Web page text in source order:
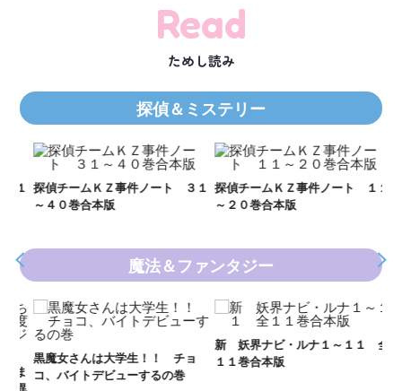
Read
ためし読み
探偵＆ミステリー
探偵チームＫＺ事件ノート ３１
～４０巻合本版
探偵チームＫＺ事件ノート １１
～２０巻合本版
魔法＆ファンタジー
黒魔女さんは大学生！！ チョ
コ、バイトデビューするの巻
新 妖界ナビ・ルナ１～１１ 全
１１巻合本版